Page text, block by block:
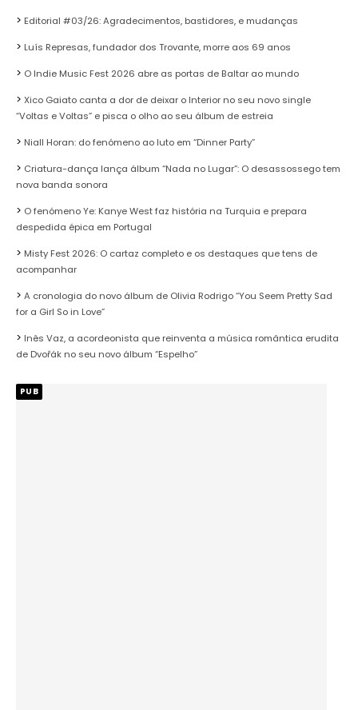
Editorial #03/26: Agradecimentos, bastidores, e mudanças
Luís Represas, fundador dos Trovante, morre aos 69 anos
O Indie Music Fest 2026 abre as portas de Baltar ao mundo
Xico Gaiato canta a dor de deixar o Interior no seu novo single
“Voltas e Voltas” e pisca o olho ao seu álbum de estreia
Niall Horan: do fenómeno ao luto em “Dinner Party”
Criatura-dança lança álbum “Nada no Lugar”: O desassossego tem
nova banda sonora
O fenómeno Ye: Kanye West faz história na Turquia e prepara
despedida épica em Portugal
Misty Fest 2026: O cartaz completo e os destaques que tens de
acompanhar
A cronologia do novo álbum de Olivia Rodrigo “You Seem Pretty Sad
for a Girl So in Love”
Inês Vaz, a acordeonista que reinventa a música romântica erudita
de Dvořák no seu novo álbum “Espelho”
PUB